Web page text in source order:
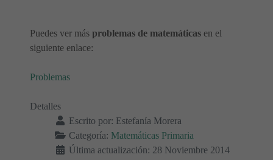
Puedes ver más problemas de matemáticas en el
siguiente enlace:
Problemas
Detalles
Escrito por: Estefanía Morera
Categoría: Matemáticas Primaria
Última actualización: 28 Noviembre 2014